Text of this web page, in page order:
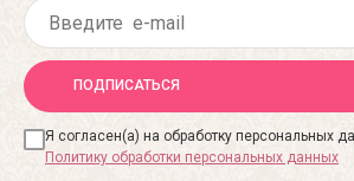
ПОДПИСАТЬСЯ
Я согласен(а) на обработку персональных
Политику обработки персональных данных